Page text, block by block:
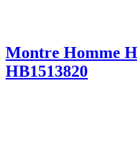
Montre Homme
HB1513820